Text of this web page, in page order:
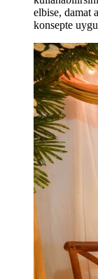
elbise, damat
konsepte